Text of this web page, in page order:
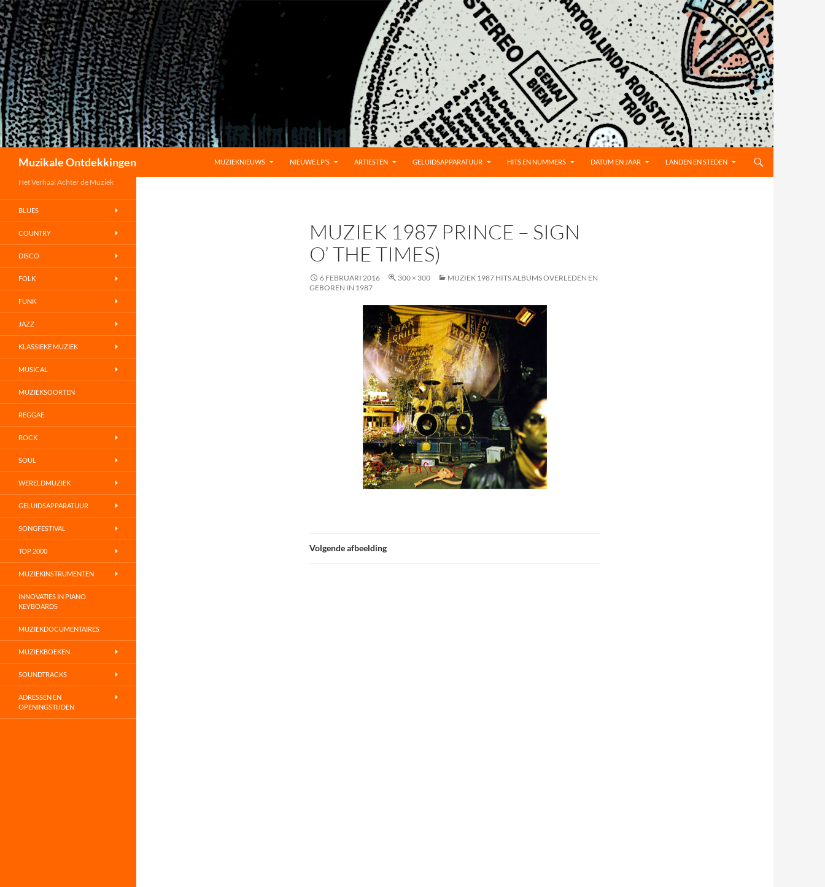
Muzikale Ontdekkingen
MUZIEKNIEUWS
NIEUWE LP’S ARTIESTEN GELUIDSAPPARATUUR HITS EN NUMMERS DATUM EN JAAR LANDEN EN STEDEN
MUZIEK 1987 PRINCE – SIGN
O’ THE TIMES)
6 FEBRUARI 2016 300 × 300
MUZIEK 1987 HITS ALBUMS OVERLEDEN EN
GEBOREN IN 1987
Volgende afbeelding
Het Verhaal Achter de Muziek
BLUES
COUNTRY
DISCO
FOLK
FUNK
JAZZ
KLASSIEKE MUZIEK
MUSICAL
MUZIEKSOORTEN
REGGAE
ROCK
SOUL
WERELDMUZIEK
GELUIDSAPPARATUUR
SONGFESTIVAL
TOP 2000
MUZIEKINSTRUMENTEN
INNOVATIES IN PIANO
KEYBOARDS
MUZIEKDOCUMENTAIRES
MUZIEKBOEKEN
SOUNDTRACKS
ADRESSEN EN
OPENINGSTIJDEN